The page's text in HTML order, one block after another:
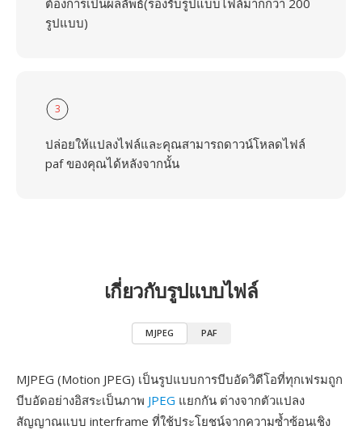
ต้องการเป็นผลลัพธ์(รองรับรูปแบบไฟล์มากกว่า 200
รูปแบบ)
3
ปล่อยให้แปลงไฟล์และคุณสามารถดาวน์โหลดไฟล์
paf ของคุณได้หลังจากนั้น
เกี่ยวกับรูปแบบไฟล์
MJPEG PAF
MJPEG (Motion JPEG) เป็นรูปแบบการบีบอัดวิดีโอที่ทุกเฟรมถูก
บีบอัดอย่างอิสระเป็นภาพ JPEG แยกกัน ต่างจากตัวแปลง
สัญญาณแบบ interframe ที่ใช้ประโยชน์จากความซ้ำซ้อนเชิง